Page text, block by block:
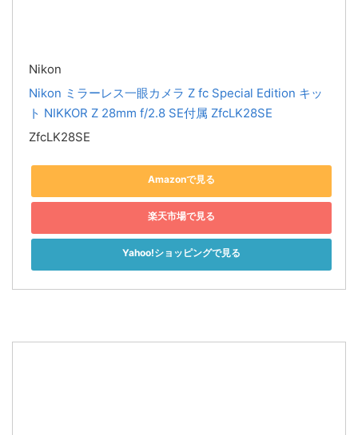
Nikon
Nikon ミラーレス一眼カメラ Z fc Special Edition キッ
ト NIKKOR Z 28mm f/2.8 SE付属 ZfcLK28SE
ZfcLK28SE
Amazonで見る
楽天市場で見る
Yahoo!ショッピングで見る